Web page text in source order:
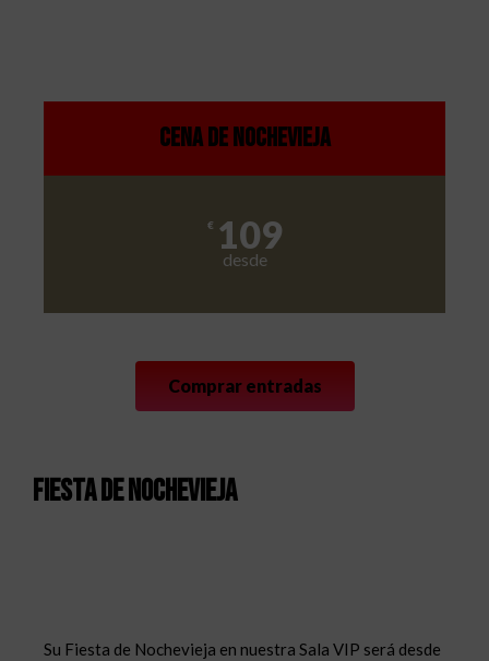
Cena de nochevieja
€ 109
desde
Comprar entradas
Fiesta de nochevieja
Su Fiesta de Nochevieja en nuestra Sala VIP será desde